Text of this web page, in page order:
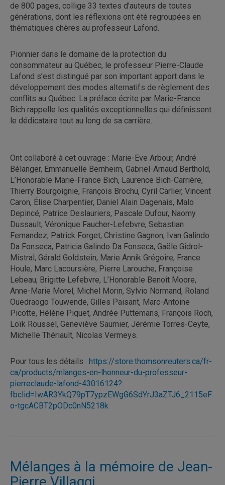
de 800 pages, collige 33 textes d’auteurs de toutes
générations, dont les réflexions ont été regroupées en
thématiques chères au professeur Lafond.
Pionnier dans le domaine de la protection du
consommateur au Québec, le professeur Pierre-Claude
Lafond s’est distingué par son important apport dans le
développement des modes alternatifs de règlement des
conflits au Québec. La préface écrite par Marie-France
Bich rappelle les qualités exceptionnelles qui définissent
le dédicataire tout au long de sa carrière.
Ont collaboré à cet ouvrage : Marie-Eve Arbour, André
Bélanger, Emmanuelle Bernheim, Gabriel-Arnaud Berthold,
L’Honorable Marie-France Bich, Laurence Bich-Carrière,
Thierry Bourgoignie, François Brochu, Cyril Carlier, Vincent
Caron, Élise Charpentier, Daniel Alain Dagenais, Malo
Depincé, Patrice Deslauriers, Pascale Dufour, Naomy
Dussault, Véronique Faucher-Lefebvre, Sebastian
Fernandez, Patrick Forget, Christine Gagnon, Ivan Galindo
Da Fonseca, Patricia Galindo Da Fonseca, Gaële Gidrol-
Mistral, Gérald Goldstein, Marie Annik Grégoire, France
Houle, Marc Lacoursière, Pierre Larouche, Françoise
Lebeau, Brigitte Lefebvre, L’Honorable Benoît Moore,
Anne-Marie Morel, Michel Morin, Sylvio Normand, Roland
Ouedraogo Touwende, Gilles Paisant, Marc-Antoine
Picotte, Hélène Piquet, Andrée Puttemans, François Roch,
Loïk Roussel, Geneviève Saumier, Jérémie Torres-Ceyte,
Michelle Thériault, Nicolas Vermeys.
Pour tous les détails : https://store.thomsonreuters.ca/fr-
ca/products/mlanges-en-lhonneur-du-professeur-
pierreclaude-lafond-43016124?
fbclid=IwAR3YkQ79pT7ypzEWgG6SdYrJ3aZTJ6_2115eF
o-tgcACBT2pODc0nN5218k
Mélanges à la mémoire de Jean-
Pierre Villaggi